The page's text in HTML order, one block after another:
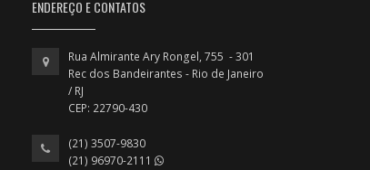
ENDEREÇO E CONTATOS
Rua Almirante Ary Rongel, 755 - 301
Rec dos Bandeirantes - Rio de Janeiro
/ RJ
CEP: 22790-430
(21) 3507-9830
(21) 96970-2111